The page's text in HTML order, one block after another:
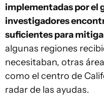
implementadas por el
investigadores
suficientes para
algunas regiones
necesitaban, otras
como el centro de
radar de las ayudas.